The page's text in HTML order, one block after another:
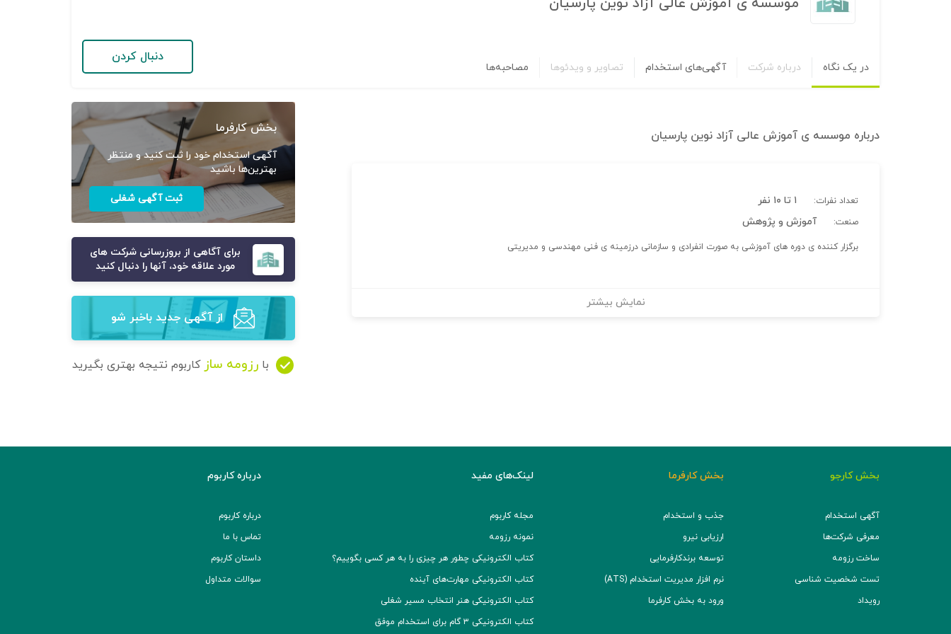
در یک نگاه درباره شرکت آگهی‌های استخدام تصاویر و ویدئوها مصاحبه‌ها
دنبال کردن
درباره موسسه ی آموزش عالی آزاد نوین پارسیان
تعداد نفرات: ۱ تا ۱۰ نفر
صنعت: آموزش و پژوهش
برگزار کننده ی دوره های آموزشی به صورت انفرادی و سازمانی درزمینه ی فنی مهندسی و مدیریتی
نمایش بیشتر
بخش کارفرما
آگهی استخدام خود را ثبت کنید و منتظر
بهترین‌ها باشید
ثبت آگهی شغلی
برای آگاهی از بروزرسانی شرکت های
مورد علاقه خود، آنها را دنبال کنید
از آگهی‌ جدید باخبر شو
با رزومه ساز کاربوم نتیجه بهتری بگیرید
بخش کارجو
آگهی استخدام
معرفی شرکت‌ها
ساخت رزومه
تست شخصیت شناسی
رویداد
بخش کارفرما
جذب و استخدام
ارزیابی نیرو
توسعه برند‌کارفرمایی
نرم افزار مدیریت استخدام (ATS)
ورود به بخش کارفرما
لینک‌های مفید
مجله کاربوم
نمونه رزومه
کتاب الکترونیکی چطور هر چیزی را به هر کسی بگوییم؟
کتاب الکترونیکی مهارت‌های آینده
کتاب الکترونیکی هنر انتخاب مسیر شغلی
کتاب الکترونیکی ۳ گام برای استخدام موفق
درباره کاربوم
درباره کاربوم
تماس با ما
داستان کاربوم
سوالات متداول